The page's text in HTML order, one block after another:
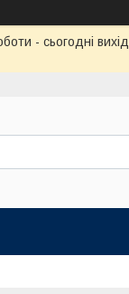
- сьогодні